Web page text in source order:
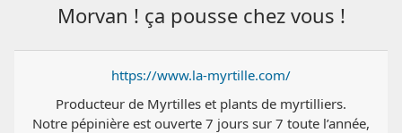
Morvan ! ça pousse chez vous !
https://www.la-myrtille.com/
Producteur de Myrtilles et plants de myrtilliers.
Notre pépinière est ouverte 7 jours sur 7 toute l’année,